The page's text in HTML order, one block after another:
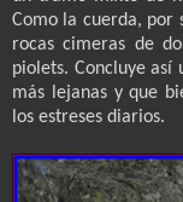
Como la cuerda, por
rocas cimeras de
piolets. Concluye
más lejanas y que
los estreses diarios.